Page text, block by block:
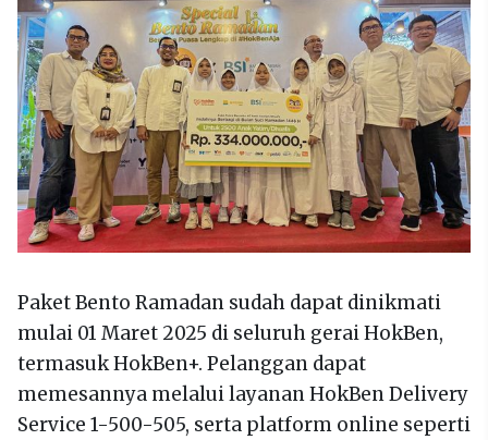
Paket Bento Ramadan sudah dapat dinikmati
mulai 01 Maret 2025 di seluruh gerai HokBen,
termasuk HokBen+. Pelanggan dapat
memesannya melalui layanan HokBen Delivery
Service 1-500-505, serta platform online seperti